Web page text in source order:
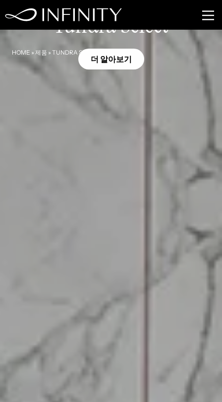
HOME » 제품 » TUNDRA SELECT
MB13
Tundra Select
더 알아보기